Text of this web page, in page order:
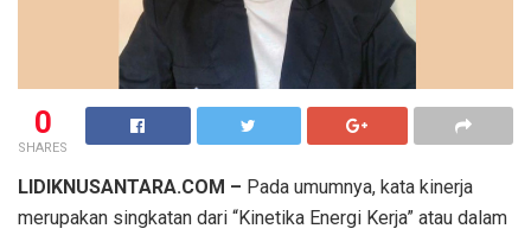
0
SHARES
LIDIKNUSANTARA.COM – Pada umumnya, kata kinerja
merupakan singkatan dari “Kinetika Energi Kerja” atau dalam